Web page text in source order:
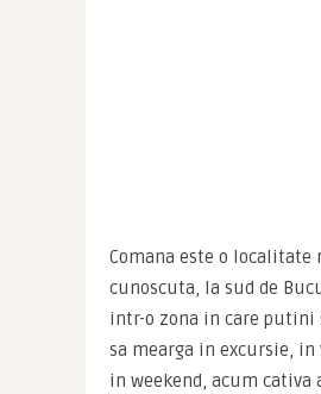
Comana este o
cunoscuta, la sud de
intr-o zona in care putini
sa mearga in excursie, in
in weekend, acum cativa